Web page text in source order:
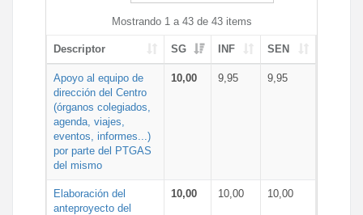
Mostrando 1 a 43 de 43 items
Descriptor SG INF SEN
Apoyo al equipo de
dirección del Centro
(órganos colegiados,
agenda, viajes,
eventos, informes...)
por parte del PTGAS
del mismo
10,00 9,95 9,95
Elaboración del
anteproyecto del
10,00 10,00 10,00